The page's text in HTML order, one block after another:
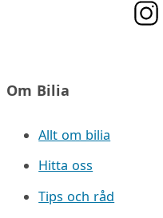
Om Bilia
Allt om bilia
Hitta oss
Tips och råd